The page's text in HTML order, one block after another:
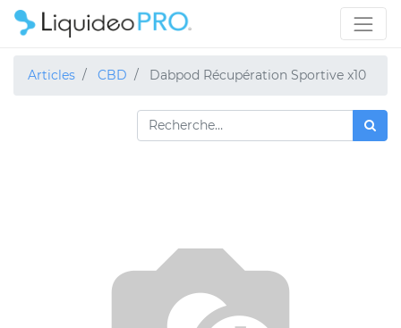
Articles CBD Dabpod Récupération Sportive x10